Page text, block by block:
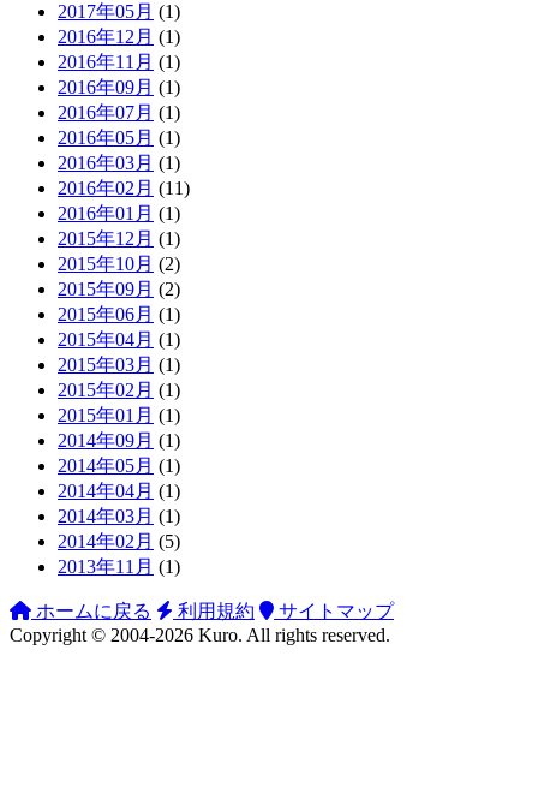
2017年05月 (1)
2016年12月 (1)
2016年11月 (1)
2016年09月 (1)
2016年07月 (1)
2016年05月 (1)
2016年03月 (1)
2016年02月 (11)
2016年01月 (1)
2015年12月 (1)
2015年10月 (2)
2015年09月 (2)
2015年06月 (1)
2015年04月 (1)
2015年03月 (1)
2015年02月 (1)
2015年01月 (1)
2014年09月 (1)
2014年05月 (1)
2014年04月 (1)
2014年03月 (1)
2014年02月 (5)
2013年11月 (1)
ホームに戻る 利用規約
サイトマップ
Copyright © 2004-2026 Kuro. All rights reserved.